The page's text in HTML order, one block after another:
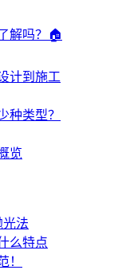
解吗？🏠
计到施工
种类型？
览
光法
么特点
！